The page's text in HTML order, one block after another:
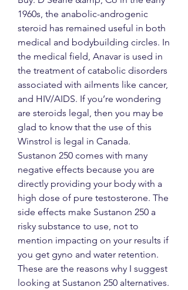
1960s, the anabolic-androgenic
steroid has remained useful in both
medical and bodybuilding circles. In
the medical field, Anavar is used in
the treatment of catabolic disorders
associated with ailments like cancer,
and HIV/AIDS. If you’re wondering
are steroids legal, then you may be
glad to know that the use of this
Winstrol is legal in Canada.
Sustanon 250 comes with many
negative effects because you are
directly providing your body with a
high dose of pure testosterone. The
side effects make Sustanon 250 a
risky substance to use, not to
mention impacting on your results if
you get gyno and water retention.
These are the reasons why I suggest
looking at Sustanon 250 alternatives.